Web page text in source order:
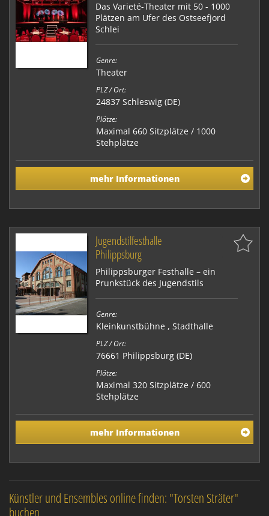
Das Varieté-Theater mit 50 - 1000
Plätzen am Ufer des Ostseefjord
Schlei
Genre:
Theater
PLZ / Ort:
24837 Schleswig (DE)
Plätze:
Maximal 660 Sitzplätze / 1000
Stehplätze
mehr Informationen
Jugendstilfesthalle
Philippsburg
Philippsburger Festhalle – ein
Prunkstück des Jugendstils
Genre:
Kleinkunstbühne , Stadthalle
PLZ / Ort:
76661 Philippsburg (DE)
Plätze:
Maximal 320 Sitzplätze / 600
Stehplätze
mehr Informationen
Künstler und Ensembles online finden: "Torsten Sträter"
buchen